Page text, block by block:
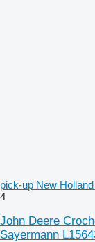
pick-up New
4
John Deere
Sayermann